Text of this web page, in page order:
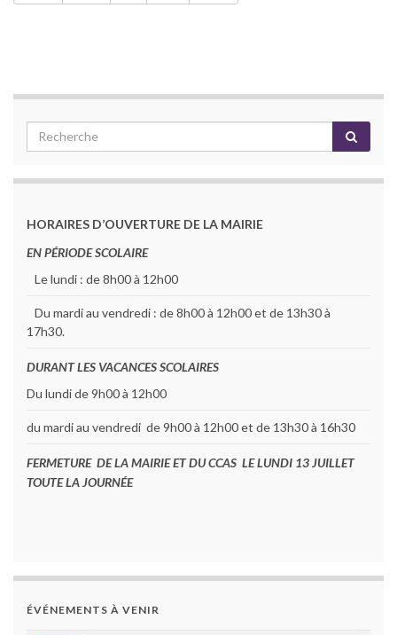
HORAIRES D’OUVERTURE DE LA MAIRIE
EN PÉRIODE SCOLAIRE
Le lundi : de 8h00 à 12h00
Du mardi au vendredi : de 8h00 à 12h00 et de 13h30 à
17h30.
DURANT LES VACANCES SCOLAIRES
Du lundi de 9h00 à 12h00
du mardi au vendredi de 9h00 à 12h00 et de 13h30 à 16h30
FERMETURE DE LA MAIRIE ET DU CCAS LE LUNDI 13 JUILLET
TOUTE LA JOURNÉE
ÉVÉNEMENTS À VENIR